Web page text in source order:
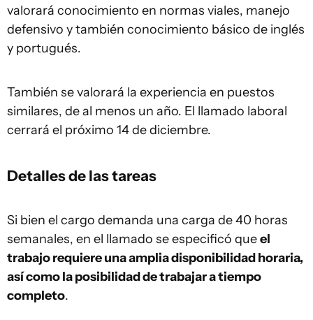
valorará conocimiento en normas viales, manejo
defensivo y también conocimiento básico de inglés
y portugués.
También se valorará la experiencia en puestos
similares, de al menos un año. El llamado laboral
cerrará el próximo 14 de diciembre.
Detalles de las tareas
Si bien el cargo demanda una carga de 40 horas
semanales, en el llamado se especificó queel
trabajo requiere una amplia disponibilidad horaria,
así como la posibilidad de trabajar a tiempo
completo.